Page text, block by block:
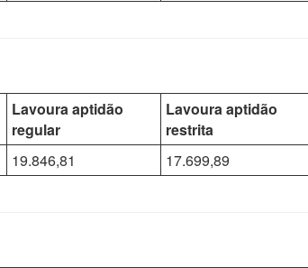
Lavoura aptidão
regular
Lavoura aptidão
restrita
19.846,81 17.699,89